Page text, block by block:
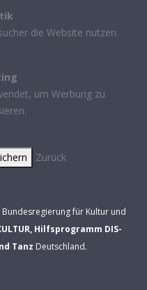
die Website nutzen.
um Werbung zu
Zurück
für Kultur und
Hilfsprogramm DIS-
Tanz Deutschland.